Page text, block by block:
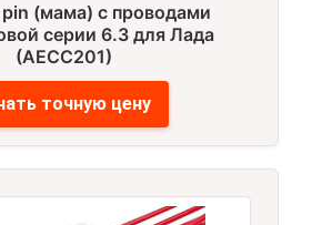
(мама) с проводами
серии 6.3 для Лада
(AECC201)
точную цену